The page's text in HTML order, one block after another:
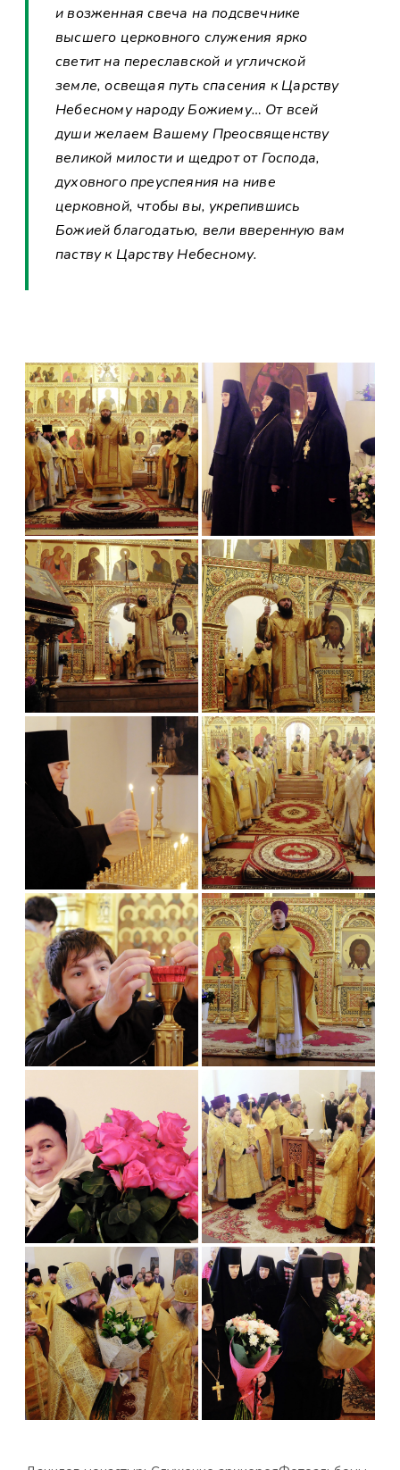
и возженная свеча на подсвечнике
высшего церковного служения ярко
светит на переславской и угличской
земле, освещая путь спасения к Царству
Небесному народу Божиему… От всей
души желаем Вашему Преосвященству
великой милости и щедрот от Господа,
духовного преуспеяния на ниве
церковной, чтобы вы, укрепившись
Божией благодатью, вели вверенную вам
паству к Царству Небесному.